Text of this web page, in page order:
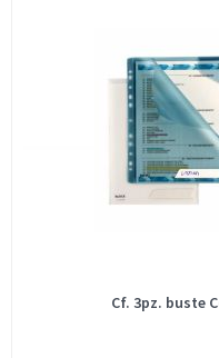
Cf. 3pz. buste